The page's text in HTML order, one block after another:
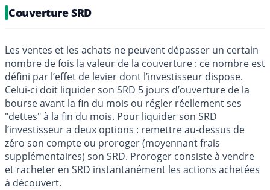
Couverture SRD
Les ventes et les achats ne peuvent dépasser un certain
nombre de fois la valeur de la couverture : ce nombre est
défini par l’effet de levier dont l’investisseur dispose.
Celui-ci doit liquider son SRD 5 jours d’ouverture de la
bourse avant la fin du mois ou régler réellement ses
"dettes" à la fin du mois. Pour liquider son SRD
l’investisseur a deux options : remettre au-dessus de
zéro son compte ou proroger (moyennant frais
supplémentaires) son SRD. Proroger consiste à vendre
et racheter en SRD instantanément les actions achetées
à découvert.